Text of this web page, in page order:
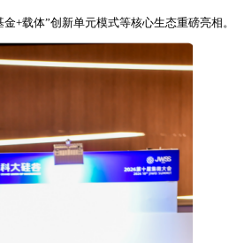
+载体”创新单元模式等核心生态重磅亮相。